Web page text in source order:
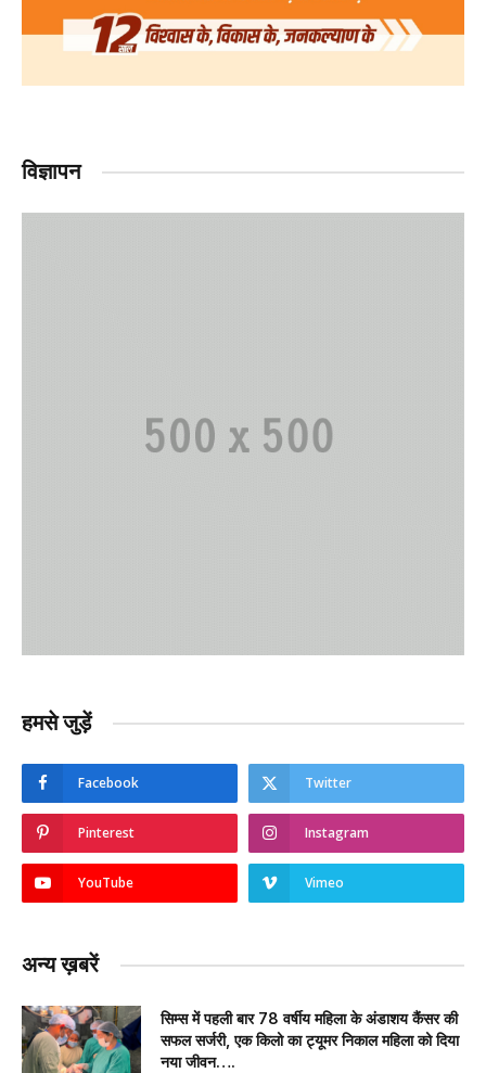
विज्ञापन
हमसे जुड़ें
Facebook Twitter
Pinterest Instagram
YouTube Vimeo
अन्य ख़बरें
सिम्स में पहली बार 78 वर्षीय महिला के अंडाशय कैंसर की
सफल सर्जरी, एक किलो का ट्यूमर निकाल महिला को दिया
नया जीवन….